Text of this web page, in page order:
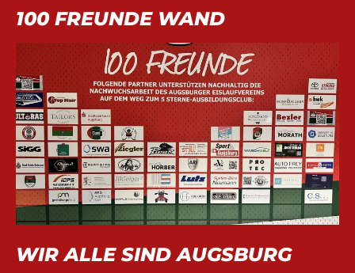
100 FREUNDE WAND
WIR ALLE SIND AUGSBURG